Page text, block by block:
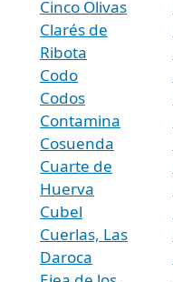
Cinco Olivas
Clarés de
Ribota
Codo
Codos
Contamina
Cosuenda
Cuarte de
Huerva
Cubel
Cuerlas, Las
Daroca